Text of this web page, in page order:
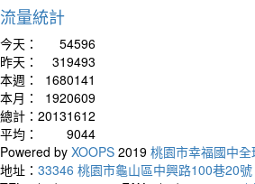
流量統計
今天：
54596
昨天：
319493
本週：
1680141
本月：
1920609
總計： 20131612
平均：
9044
Powered by XOOPS 2019 桃園市幸福國中
地址： 33346 桃園市龜山區中興路100巷20